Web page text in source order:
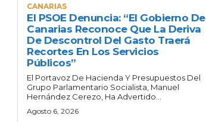
CANARIAS
El PSOE Denuncia: “El Gobierno De
Canarias Reconoce Que La Deriva
De Descontrol Del Gasto Traerá
Recortes En Los Servicios
Públicos”
El Portavoz De Hacienda Y Presupuestos Del
Grupo Parlamentario Socialista, Manuel
Hernández Cerezo, Ha Advertido...
Agosto 6, 2026